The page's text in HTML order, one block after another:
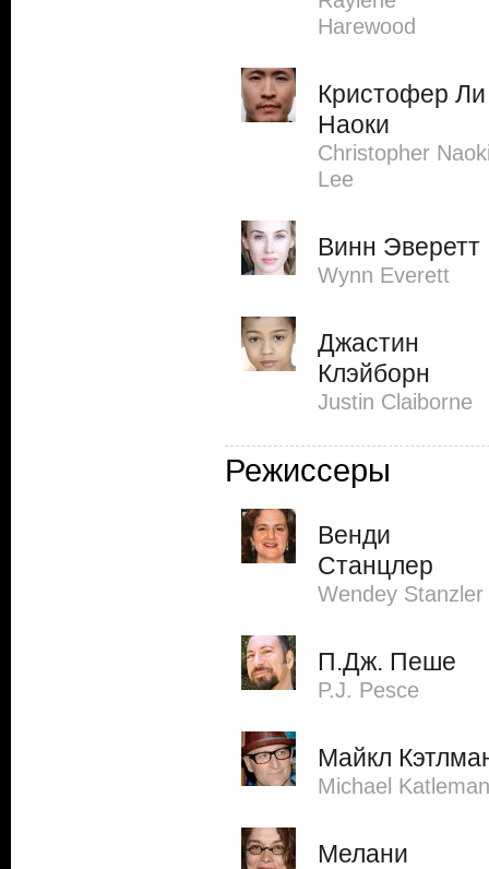
Harewood
Кристофер Ли
Наоки
Christopher
Lee
Винн Эверетт
Wynn Everett
Джастин
Клэйборн
Justin Claiborne
Режиссеры
Венди
Станцлер
Wendey Stanzler
П.Дж. Пеше
P.J. Pesce
Майкл
Michael Katleman
Мелани